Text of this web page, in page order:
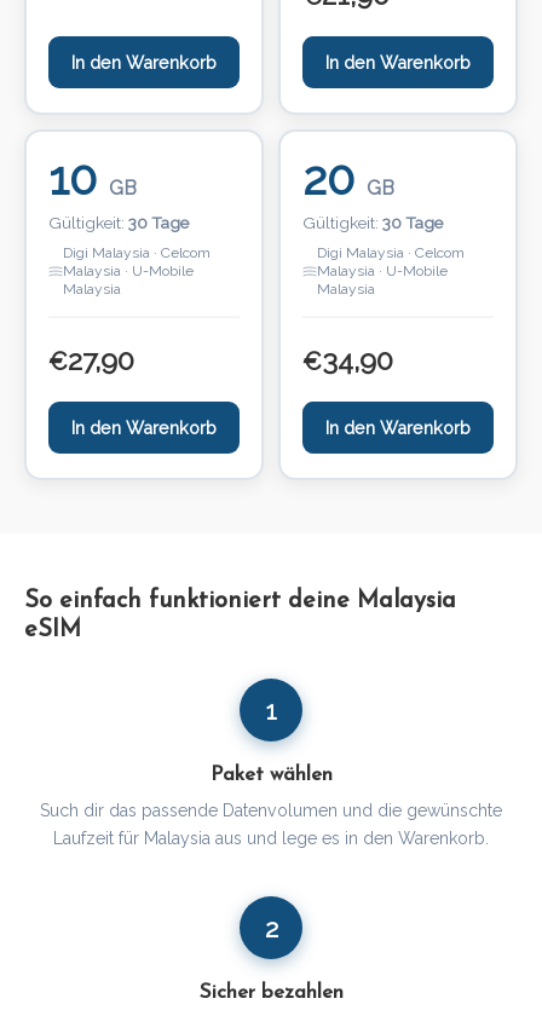
In den Warenkorb In den Warenkorb
10 GB
Gültigkeit: 30 Tage
Digi Malaysia · Celcom
Malaysia · U-Mobile
Malaysia
€27,90
In den Warenkorb
20 GB
Gültigkeit: 30 Tage
Digi Malaysia · Celcom
Malaysia · U-Mobile
Malaysia
€34,90
In den Warenkorb
So einfach funktioniert deine Malaysia
eSIM
1
Paket wählen
Such dir das passende Datenvolumen und die gewünschte
Laufzeit für Malaysia aus und lege es in den Warenkorb.
2
Sicher bezahlen